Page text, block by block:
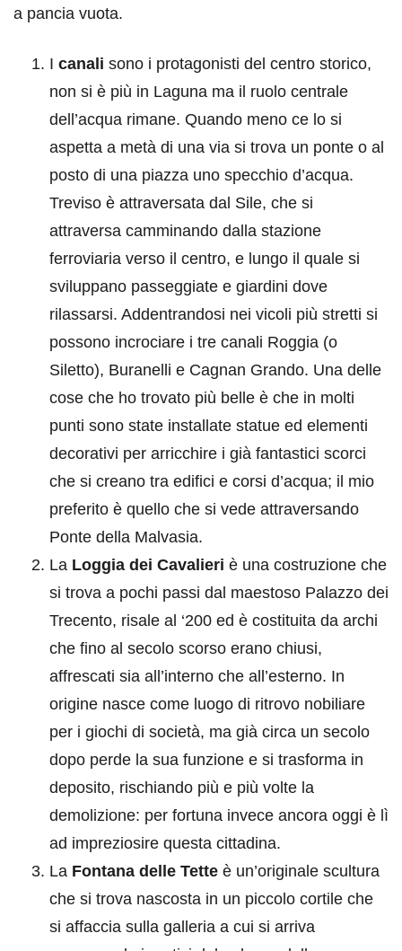
a pancia vuota.
I canali sono i protagonisti del centro storico,
non si è più in Laguna ma il ruolo centrale
dell’acqua rimane. Quando meno ce lo si
aspetta a metà di una via si trova un ponte o al
posto di una piazza uno specchio d’acqua.
Treviso è attraversata dal Sile, che si
attraversa camminando dalla stazione
ferroviaria verso il centro, e lungo il quale si
sviluppano passeggiate e giardini dove
rilassarsi. Addentrandosi nei vicoli più stretti si
possono incrociare i tre canali Roggia (o
Siletto), Buranelli e Cagnan Grando. Una delle
cose che ho trovato più belle è che in molti
punti sono state installate statue ed elementi
decorativi per arricchire i già fantastici scorci
che si creano tra edifici e corsi d’acqua; il mio
preferito è quello che si vede attraversando
Ponte della Malvasia.
La Loggia dei Cavalieri è una costruzione che
si trova a pochi passi dal maestoso Palazzo dei
Trecento, risale al ‘200 ed è costituita da archi
che fino al secolo scorso erano chiusi,
affrescati sia all’interno che all’esterno. In
origine nasce come luogo di ritrovo nobiliare
per i giochi di società, ma già circa un secolo
dopo perde la sua funzione e si trasforma in
deposito, rischiando più e più volte la
demolizione: per fortuna invece ancora oggi è lì
ad impreziosire questa cittadina.
La Fontana delle Tette è un’originale scultura
che si trova nascosta in un piccolo cortile che
si affaccia sulla galleria a cui si arriva